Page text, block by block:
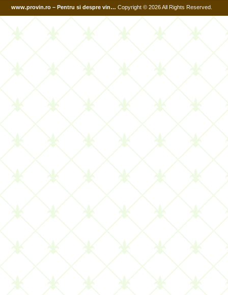
www.provin.ro – Pentru si despre vin… Copyright © 2026 All Rights Reserved.